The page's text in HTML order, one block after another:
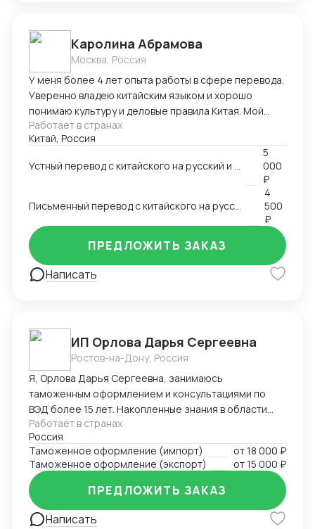
Каролина Абрамова
Москва, Россия
У меня более 4 лет опыта работы в сфере перевода.
Уверенно владею китайским языком и хорошо
понимаю культуру и деловые правила Китая. Мой
опыт работы включает работу в разных областях,
ВЭД, маркетинг, даже химическая промышленность.
гарантировать высокое качество перевода.
Работает в странах
Китай, Россия
Устный перевод с китайского на русский и с русского на китайский
5
000
₽
Письменный перевод с китайского на русский и с русского на китайский
4
500
₽
Написать
ПРЕДЛОЖИТЬ ЗАКАЗ
ИП Орлова Дарья Сергеевна
Ростов-на-Дону, Россия
Я, Орлова Дарья Сергеевна, занимаюсь
таможенным оформлением и консультациями по
ВЭД более 15 лет. Накопленные знания в области
оформления импортируемых и экспортируемых
грузов участников ВЭД позволяют проводить
таможенное оформление в кратчайшие сроки,
избежать досадных ошибок, штрафов, санкций и
сэкономить ваши ресурсы! Успешный опыт
долгосрочных партнерских отношений с
компаниями – позволил завоевать положительную
Работает в странах
Россия
Таможенное оформление (импорт)
от18 000 ₽
Таможенное оформление (экспорт)
от15 000 ₽
Написать
ПРЕДЛОЖИТЬ ЗАКАЗ